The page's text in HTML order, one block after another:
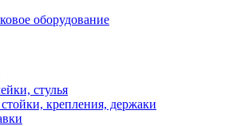
оборудование
стулья
крепления, держаки